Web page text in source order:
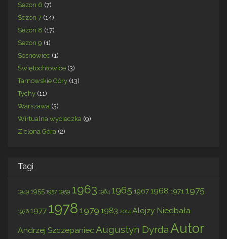
Sezon 6 (7)
Sezon 7 (14)
Sezon 8 (17)
Sezon 9 (1)
Sosnowiec (1)
Świętochłowice (3)
Tarnowskie Góry (13)
Tychy (11)
Warszawa (3)
Wirtualna wycieczka (9)
Zielona Góra (2)
Tagi
1949 1955 1957 1959 1963 1964 1965 19671968 1971 1975
1976 1977 1978 1979 1983 2014 Alojzy Niedbała
Andrzej Szczepaniec Augustyn Dyrda Autor